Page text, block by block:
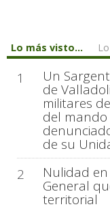
Lo más visto...
1 Un
de
militares
del
de su
2
Nulidad
General
territorial